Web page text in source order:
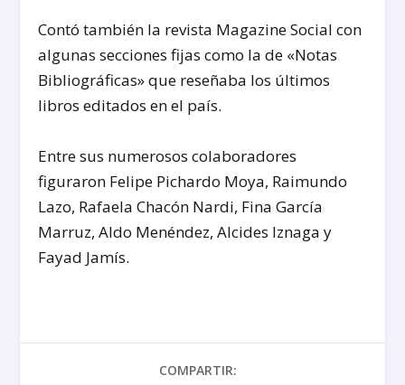
Contó también la revista Magazine Social con
algunas secciones fijas como la de «Notas
Bibliográficas» que reseñaba los últimos
libros editados en el país.
Entre sus numerosos colaboradores
figuraron Felipe Pichardo Moya, Raimundo
Lazo, Rafaela Chacón Nardi, Fina García
Marruz, Aldo Menéndez, Alcides Iznaga y
Fayad Jamís.
COMPARTIR: